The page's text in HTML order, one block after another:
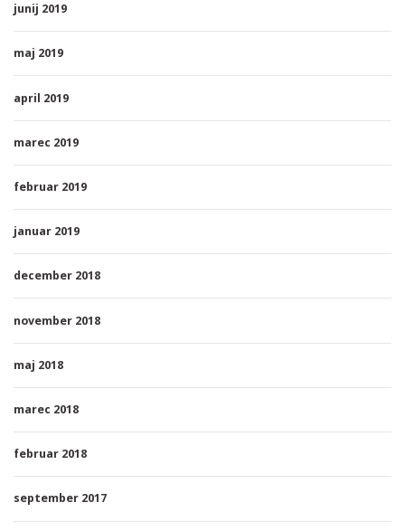
junij 2019
maj 2019
april 2019
marec 2019
februar 2019
januar 2019
december 2018
november 2018
maj 2018
marec 2018
februar 2018
september 2017